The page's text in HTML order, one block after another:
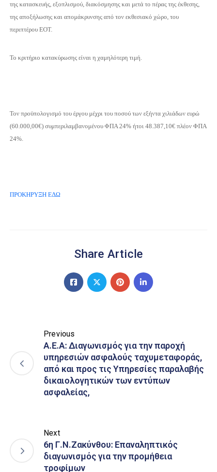
της κατασκευής, εξοπλισμού, διακόσμησης και μετά το πέρας της έκθεσης,
της αποξήλωσης και απομάκρυνσης από τον εκθεσιακό χώρο, του
περιπτέρου ΕΟΤ.
Το κριτήριο κατακύρωσης είναι η χαμηλότερη τιμή.
Τον προϋπολογισμό του έργου μέχρι του ποσού των εξήντα χιλιάδων ευρώ
(60.000,00€) συμπεριλαμβανομένου ΦΠΑ 24% ήτοι 48.387,10€ πλέον ΦΠΑ
24%.
ΠΡΟΚΗΡΥΞΗ ΕΔΩ
Share Article
Previous
A.E.A: Διαγωνισμός για την παροχή
υπηρεσιών ασφαλούς ταχυμεταφοράς,
από και προς τις Υπηρεσίες παραλαβής
δικαιολογητικών των εντύπων
ασφαλείας,
Next
6η Γ.Ν.Ζακύνθου: Επαναληπτικός
διαγωνισμός για την προμήθεια
τροφίμων